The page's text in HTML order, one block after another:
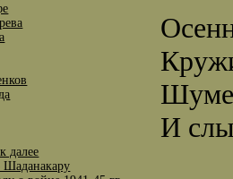
далее
Шаданакару
И